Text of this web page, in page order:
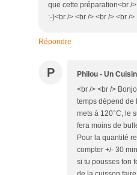
que cette préparation<br /
:-)<br /> <br /> <br /> <br />
Répondre
P Philou - Un
<br /> <br />
temps dépend de
mets à 120°C, le
fera moins de
Pour la quantité
compter +/- 30
si tu pousses ton